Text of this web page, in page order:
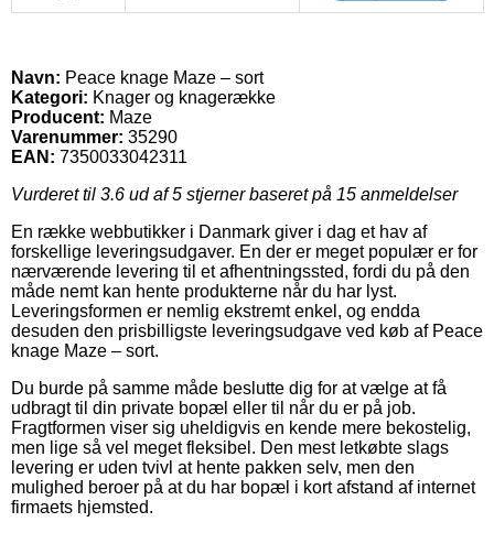
Navn: Peace knage Maze – sort
Kategori: Knager og knagerække
Producent: Maze
Varenummer: 35290
EAN: 7350033042311
Vurderet til 3.6 ud af 5 stjerner baseret på 15 anmeldelser
En række webbutikker i Danmark giver i dag et hav af
forskellige leveringsudgaver. En der er meget populær er for
nærværende levering til et afhentningssted, fordi du på den
måde nemt kan hente produkterne når du har lyst.
Leveringsformen er nemlig ekstremt enkel, og endda
desuden den prisbilligste leveringsudgave ved køb af Peace
knage Maze – sort.
Du burde på samme måde beslutte dig for at vælge at få
udbragt til din private bopæl eller til når du er på job.
Fragtformen viser sig uheldigvis en kende mere bekostelig,
men lige så vel meget fleksibel. Den mest letkøbte slags
levering er uden tvivl at hente pakken selv, men den
mulighed beroer på at du har bopæl i kort afstand af internet
firmaets hjemsted.